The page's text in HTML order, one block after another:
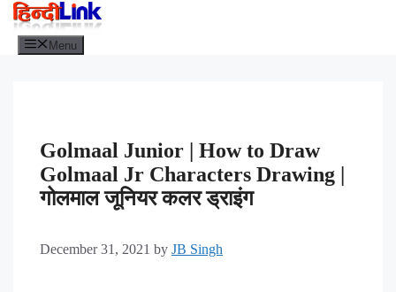
Menu
Golmaal Junior | How to Draw
Golmaal Jr Characters Drawing |
गोलमाल जूनियर कलर ड्राइंग
December 31, 2021 by JB Singh